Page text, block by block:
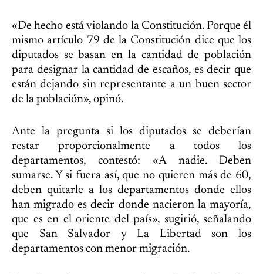
«De hecho está violando la Constitución. Porque él
mismo artículo 79 de la Constitución dice que los
diputados se basan en la cantidad de población
para designar la cantidad de escaños, es decir que
están dejando sin representante a un buen sector
de la población», opinó.
Ante la pregunta si los diputados se deberían
restar proporcionalmente a todos los
departamentos, contestó: «A nadie. Deben
sumarse. Y si fuera así, que no quieren más de 60,
deben quitarle a los departamentos donde ellos
han migrado es decir donde nacieron la mayoría,
que es en el oriente del país», sugirió, señalando
que San Salvador y La Libertad son los
departamentos con menor migración.